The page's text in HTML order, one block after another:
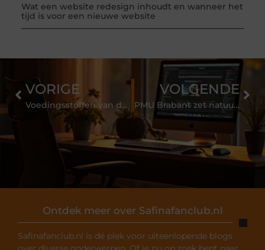
Wat een website redesign inhoudt en wanneer het
tijd is voor een nieuwe website
Ontdek meer over Safinafanclub.nl
Safinafanclub.nl is dé plek voor uiteenlopende blogs
VORIGE
Voedingsstoffen van de Paarse Zoete Aardappel
VOLGENDE
PMU Brabant zet natuurlijke permanente make-up